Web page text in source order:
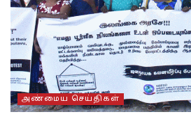
அண்மைய செய்திகள்